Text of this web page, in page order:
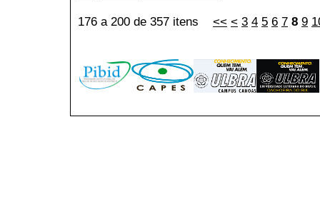
176 a 200 de 357 itens << < 3 4 5 6 7 8 9